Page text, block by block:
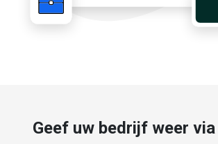
Geef uw bedrijf weer